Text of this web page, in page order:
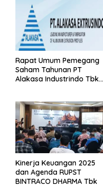
Rapat Umum Pemegang
Saham Tahunan PT
Alakasa Industrindo Tbk
Kinerja Keuangan 2025
dan Agenda RUPST
BINTRACO DHARMA Tbk